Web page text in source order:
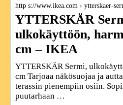
http s://www.ikea.com › ytterskaer-
YTTERSKÄR
ulkokäyttöön,
cm – IKEA
YTTERSKÄR Sermi,
cm Tarjoaa näkösuojaa ja
terassin pienempiin osiin.
puutarhaan …